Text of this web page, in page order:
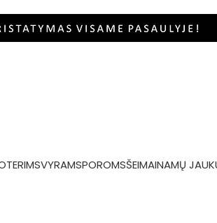
VYRAMSPOROMSŠEIMAINAMŲ